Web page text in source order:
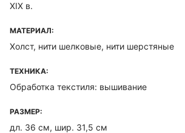
XIX в.
МАТЕРИАЛ:
Холст, нити шелковые, нити шерстяные
ТЕХНИКА:
Обработка текстиля: вышивание
РАЗМЕР:
дл. 36 см, шир. 31,5 см